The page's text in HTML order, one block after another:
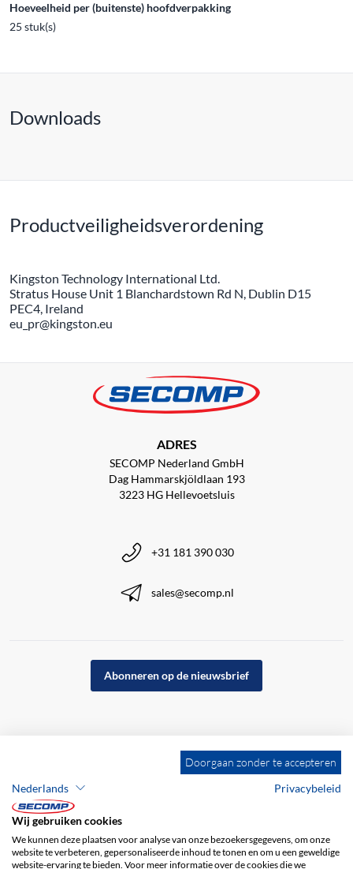
Hoeveelheid per (buitenste) hoofdverpakking
25 stuk(s)
Downloads
Productveiligheidsverordening
Kingston Technology International Ltd.
Stratus House Unit 1 Blanchardstown Rd N, Dublin D15
PEC4, Ireland
eu_pr@kingston.eu
ADRES
SECOMP Nederland GmbH
Dag Hammarskjöldlaan 193
3223 HG Hellevoetsluis
+31 181 390 030
sales@secomp.nl
Abonneren op de nieuwsbrief
Doorgaan zonder te accepteren
Nederlands
Privacybeleid
Wij gebruiken cookies
We kunnen deze plaatsen voor analyse van onze bezoekersgegevens, om onze
website te verbeteren, gepersonaliseerde inhoud te tonen en om u een geweldige
website-ervaring te bieden. Voor meer informatie over de cookies die we